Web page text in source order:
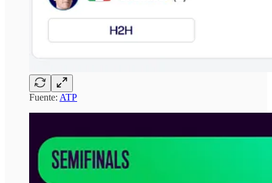
Fuente: ATP